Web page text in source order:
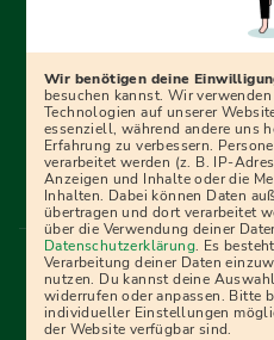
Erfolgreich bewerben
begleiten dich Schritt für
Ratgebern und
Videokursen und vielem
Menü Fußleiste
Impressum
Partner
AGB
Bestellung
Wir benötigen deine
besuchen kannst. Wir
Technologien auf unserer
essenziell, während andere uns
Erfahrung zu verbessern.
verarbeitet werden (z. B. IP-
Anzeigen und Inhalte oder die
Inhalten. Dabei können Daten
übertragen und dort verarbeitet
über die Verwendung deiner
Datenschutzerklärung. Es
Verarbeitung deiner Daten
nutzen. Du kannst deine
widerrufen oder anpassen. Bitte
individueller Einstellungen
der Website verfügbar sind.